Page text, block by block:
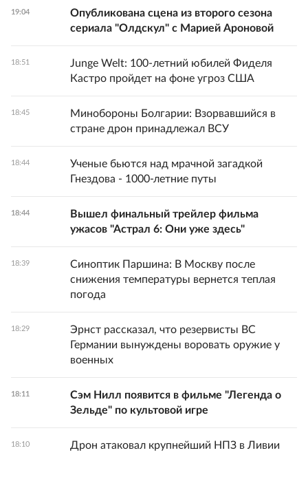
19:04
Опубликована сцена из второго сезона
сериала "Олдскул" с Марией Ароновой
18:51
Junge Welt: 100-летний юбилей Фиделя
Кастро пройдет на фоне угроз США
18:45
Минобороны Болгарии: Взорвавшийся в
стране дрон принадлежал ВСУ
18:44
Ученые бьются над мрачной загадкой
Гнездова - 1000-летние путы
18:44
Вышел финальный трейлер фильма
ужасов "Астрал 6: Они уже здесь"
18:39
Синоптик Паршина: В Москву после
снижения температуры вернется теплая
погода
18:29
Эрнст рассказал, что резервисты ВС
Германии вынуждены воровать оружие у
военных
18:11
Сэм Нилл появится в фильме "Легенда о
Зельде" по культовой игре
18:10 Дрон атаковал крупнейший НПЗ в Ливии